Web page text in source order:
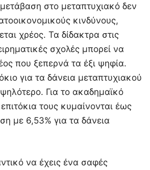
στο μεταπτυχιακό δεν
κινδύνους,
χρέος. Τα δίδακτρα στις
σχολές μπορεί να
που ξεπερνά τα έξι ψηφία.
για τα δάνεια μεταπτυχιακού
Για το ακαδημαϊκό
τους κυμαίνονται έως
με 6,53% για τα δάνεια
να έχεις ένα σαφές